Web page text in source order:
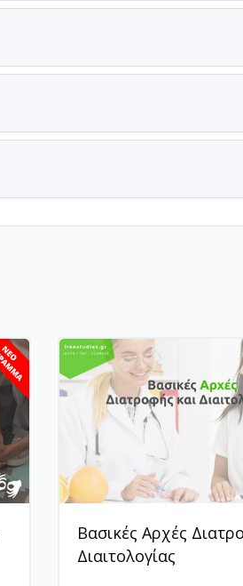
Βασικές Αρχές
Διαιτολογίας